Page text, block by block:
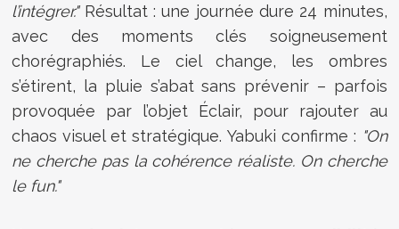
l’intégrer." Résultat : une journée dure 24 minutes,
avec des moments clés soigneusement
chorégraphiés. Le ciel change, les ombres
s’étirent, la pluie s’abat sans prévenir – parfois
provoquée par l’objet Éclair, pour rajouter au
chaos visuel et stratégique. Yabuki confirme : "On
ne cherche pas la cohérence réaliste. On cherche
le fun."